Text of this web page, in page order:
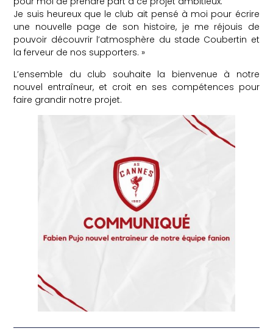
Je suis heureux que le club ait pensé à moi pour écrire
une nouvelle page de son histoire, je me réjouis de
pouvoir découvrir l’atmosphère du stade Coubertin et
la ferveur de nos supporters. »
L’ensemble du club souhaite la bienvenue à notre
nouvel entraîneur, et croit en ses compétences pour
faire grandir notre projet.